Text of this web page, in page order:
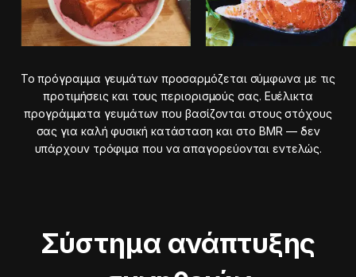
Το πρόγραμμα γευμάτων προσαρμόζεται σύμφωνα με τις
προτιμήσεις και τους περιορισμούς σας. Ευέλικτα
προγράμματα γευμάτων που βασίζονται στους στόχους
σας για καλή φυσική κατάσταση και στο BMR — δεν
υπάρχουν τρόφιμα που να απαγορεύονται εντελώς.
Σύστημα ανάπτυξης